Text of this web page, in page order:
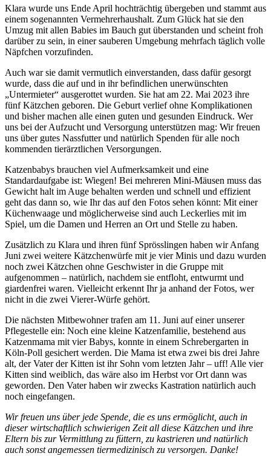
Klara wurde uns Ende April hochträchtig übergeben und stammt aus
einem sogenannten Vermehrerhaushalt. Zum Glück hat sie den
Umzug mit allen Babies im Bauch gut überstanden und scheint froh
darüber zu sein, in einer sauberen Umgebung mehrfach täglich volle
Näpfchen vorzufinden.
Auch war sie damit vermutlich einverstanden, dass dafür gesorgt
wurde, dass die auf und in ihr befindlichen unerwünschten
„Untermieter“ ausgerottet wurden. Sie hat am 22. Mai 2023 ihre
fünf Kätzchen geboren. Die Geburt verlief ohne Komplikationen
und bisher machen alle einen guten und gesunden Eindruck. Wer
uns bei der Aufzucht und Versorgung unterstützen mag: Wir freuen
uns über gutes Nassfutter und natürlich Spenden für alle noch
kommenden tierärztlichen Versorgungen.
Katzenbabys brauchen viel Aufmerksamkeit und eine
Standardaufgabe ist: Wiegen! Bei mehreren Mini-Mäusen muss das
Gewicht halt im Auge behalten werden und schnell und effizient
geht das dann so, wie Ihr das auf den Fotos sehen könnt: Mit einer
Küchenwaage und möglicherweise sind auch Leckerlies mit im
Spiel, um die Damen und Herren an Ort und Stelle zu haben.
Zusätzlich zu Klara und ihren fünf Sprösslingen haben wir Anfang
Juni zwei weitere Kätzchenwürfe mit je vier Minis und dazu wurden
noch zwei Kätzchen ohne Geschwister in die Gruppe mit
aufgenommen – natürlich, nachdem sie entfloht, entwurmt und
giardenfrei waren. Vielleicht erkennt Ihr ja anhand der Fotos, wer
nicht in die zwei Vierer-Würfe gehört.
Die nächsten Mitbewohner trafen am 11. Juni auf einer unserer
Pflegestelle ein: Noch eine kleine Katzenfamilie, bestehend aus
Katzenmama mit vier Babys, konnte in einem Schrebergarten in
Köln-Poll gesichert werden. Die Mama ist etwa zwei bis drei Jahre
alt, der Vater der Kitten ist ihr Sohn vom letzten Jahr – uff! Alle vier
Kitten sind weiblich, das wäre also im Herbst vor Ort dann was
geworden. Den Vater haben wir zwecks Kastration natürlich auch
noch eingefangen.
Wir freuen uns über jede Spende, die es uns ermöglicht, auch in
dieser wirtschaftlich schwierigen Zeit all diese Kätzchen und ihre
Eltern bis zur Vermittlung zu füttern, zu kastrieren und natürlich
auch sonst angemessen tiermedizinisch zu versorgen. Danke!